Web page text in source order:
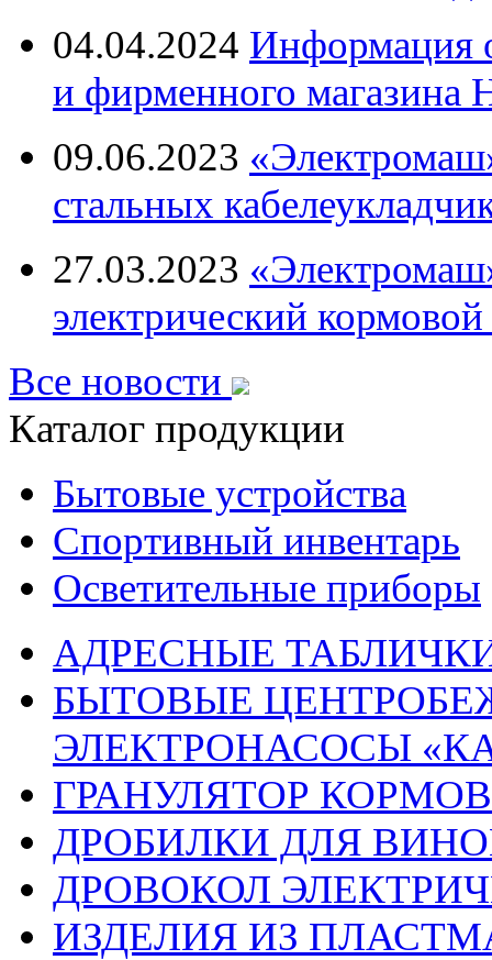
04.04.2024 Информация
и фирменного
09.06.2023
стальных
27.03.2023
электрический кормовой
Все новости
Каталог продукции
Бытовые устройства
Спортивный инвентарь
Осветительные приборы
АДРЕСНЫЕ
БЫТОВЫЕ
ЭЛЕКТРОНАСОСЫ
ГРАНУЛЯТОР
ДРОБИЛКИ ДЛЯ
ДРОВОКОЛ
ИЗДЕЛИЯ ИЗ